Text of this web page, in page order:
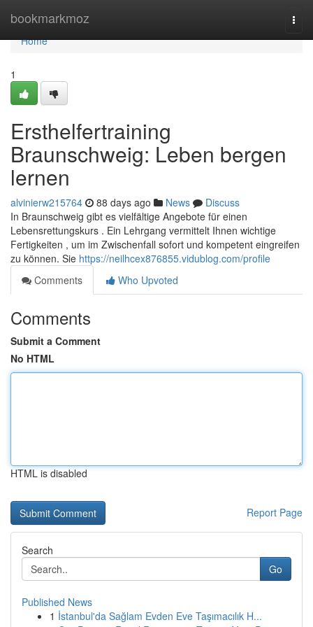
bookmarkmoz
Home
Home
1
Ersthelfertraining
Braunschweig: Leben bergen
lernen
alvinierw215764 88 days ago News
Discuss
In Braunschweig gibt es vielfältige Angebote für einen
Lebensrettungskurs . Ein Lehrgang vermittelt Ihnen wichtige
Fertigkeiten , um im Zwischenfall sofort und kompetent eingreifen
zu können. Sie https://neilhcex876855.vidublog.com/profile
Comments
Who Upvoted
Comments
Submit a Comment
No HTML
HTML is disabled
Report Page
Search
Go
Published News
1 İstanbul'da Sağlam Evden Eve Taşımacılık H...